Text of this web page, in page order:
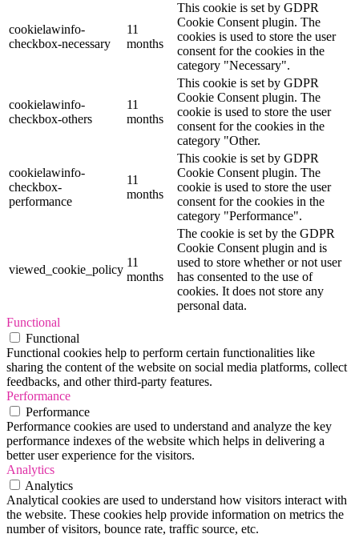
cookielawinfo-
checkbox-necessary
11
months
This cookie is set by GDPR
Cookie Consent plugin. The
cookies is used to store the user
consent for the cookies in the
category "Necessary".
cookielawinfo-
checkbox-others
11
months
This cookie is set by GDPR
Cookie Consent plugin. The
cookie is used to store the user
consent for the cookies in the
category "Other.
cookielawinfo-
checkbox-
performance
11
months
This cookie is set by GDPR
Cookie Consent plugin. The
cookie is used to store the user
consent for the cookies in the
category "Performance".
viewed_cookie_policy
11
months
The cookie is set by the GDPR
Cookie Consent plugin and is
used to store whether or not user
has consented to the use of
cookies. It does not store any
personal data.
Functional
Functional
Functional cookies help to perform certain functionalities like
sharing the content of the website on social media platforms, collect
feedbacks, and other third-party features.
Performance
Performance
Performance cookies are used to understand and analyze the key
performance indexes of the website which helps in delivering a
better user experience for the visitors.
Analytics
Analytics
Analytical cookies are used to understand how visitors interact with
the website. These cookies help provide information on metrics the
number of visitors, bounce rate, traffic source, etc.